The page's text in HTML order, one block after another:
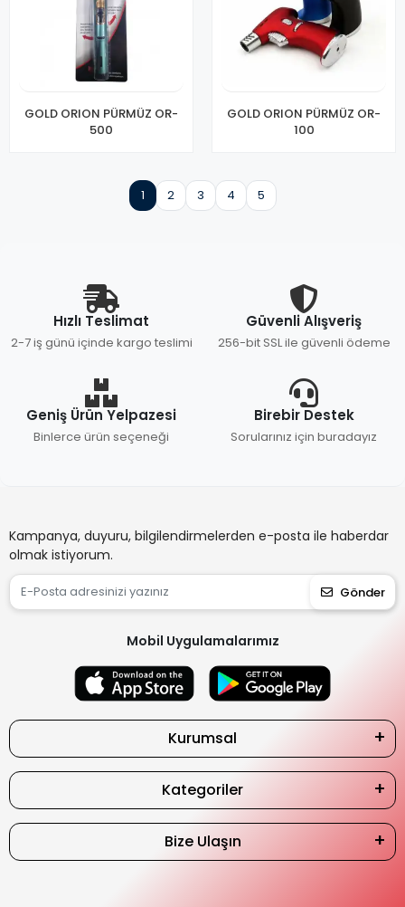
GOLD ORION PÜRMÜZ OR-
500
GOLD ORION PÜRMÜZ OR-
100
1 2 3 4 5
Hızlı Teslimat
2-7 iş günü içinde kargo teslimi
Güvenli Alışveriş
256-bit SSL ile güvenli ödeme
Geniş Ürün Yelpazesi
Binlerce ürün seçeneği
Birebir Destek
Sorularınız için buradayız
Kampanya, duyuru, bilgilendirmelerden e-posta ile haberdar
olmak istiyorum.
Gönder
Mobil Uygulamalarımız
Kurumsal
Kategoriler
Bize Ulaşın